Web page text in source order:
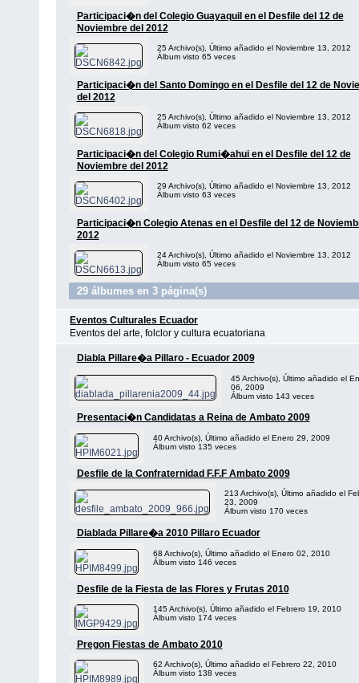
Participaci�n del Colegio Guayaquil en el Desfile del 12 de
Noviembre del 2012
25 Archivo(s), Último añadido el Noviembre 13, 2012
Álbum visto 65 veces
Participaci�n del Santo Domingo en el Desfile del 12 de
del 2012
25 Archivo(s), Último añadido el Noviembre 13, 2012
Álbum visto 62 veces
Participaci�n del Colegio Rumi�ahui en el Desfile del 12 de
Noviembre del 2012
29 Archivo(s), Último añadido el Noviembre 13, 2012
Álbum visto 63 veces
Participaci�n Colegio Atenas en el Desfile del 12 de
2012
24 Archivo(s), Último añadido el Noviembre 13, 2012
Álbum visto 65 veces
29 álbumes en 3 página(s)
Eventos Culturales Ecuador
Eventos del arte, folclor y cultura ecuatoriana
Diabla Pillare�a Pillaro - Ecuador 2009
45 Archivo(s), Último añadido el
06, 2009
Álbum visto 143 veces
Presentaci�n Candidatas a Reina de Ambato 2009
40 Archivo(s), Último añadido el Enero 29, 2009
Álbum visto 135 veces
Desfile de la Confraternidad F.F.F Ambato 2009
213 Archivo(s), Último añadido el
23, 2009
Álbum visto 170 veces
Diablada Pillare�a 2010 Pillaro Ecuador
68 Archivo(s), Último añadido el Enero 02, 2010
Álbum visto 146 veces
Desfile de la Fiesta de las Flores y Frutas 2010
145 Archivo(s), Último añadido el Febrero 19, 2010
Álbum visto 174 veces
Pregon Fiestas de Ambato 2010
62 Archivo(s), Último añadido el Febrero 22, 2010
Álbum visto 138 veces